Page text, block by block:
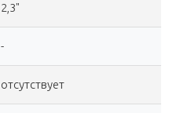
2,3"
-
отсутствует